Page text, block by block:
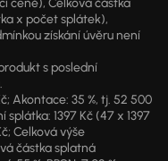
x počet splátek),
získání úvěru není
s poslední
Akontace: 35 %, tj. 52 500
1397 Kč (47 x 1397
Celková výše
částka splatná